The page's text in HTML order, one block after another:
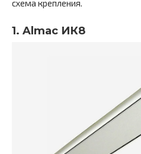
схема крепления.
1. Almac ИК8